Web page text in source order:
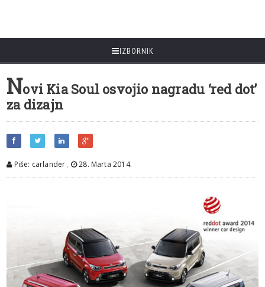
IZBORNIK
Novi Kia Soul osvojio nagradu ‘red dot’
za dizajn
Piše: carlander , 28. Marta 2014.